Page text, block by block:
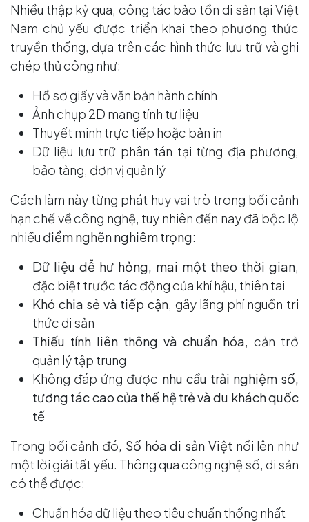
Nhiều thập kỷ qua, công tác bảo tồn di sản tại Việt
Nam chủ yếu được triển khai theo phương thức
truyền thống, dựa trên các hình thức lưu trữ và ghi
chép thủ công như:
Hồ sơ giấy và văn bản hành chính
Ảnh chụp 2D mang tính tư liệu
Thuyết minh trực tiếp hoặc bản in
Dữ liệu lưu trữ phân tán tại từng địa phương,
bảo tàng, đơn vị quản lý
Cách làm này từng phát huy vai trò trong bối cảnh
hạn chế về công nghệ, tuy nhiên đến nay đã bộc lộ
nhiều điểm nghẽn nghiêm trọng:
Dữ liệu dễ hư hỏng, mai một theo thời gian,
đặc biệt trước tác động của khí hậu, thiên tai
Khó chia sẻ và tiếp cận, gây lãng phí nguồn tri
thức di sản
Thiếu tính liên thông và chuẩn hóa, cản trở
quản lý tập trung
Không đáp ứng được nhu cầu trải nghiệm số,
tương tác cao của thế hệ trẻ và du khách quốc
tế
Trong bối cảnh đó, Số hóa di sản Việt nổi lên như
một lời giải tất yếu. Thông qua công nghệ số, di sản
có thể được:
Chuẩn hóa dữ liệu theo tiêu chuẩn thống nhất